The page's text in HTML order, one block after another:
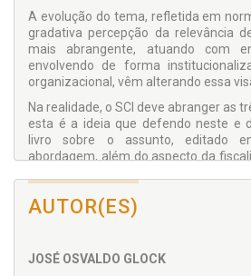
A evolução do tema, refletida em
gradativa percepção da relevância
mais abrangente, atuando com
envolvendo de forma
organizacional, vêm alterando essa
Na realidade, o SCI deve abranger as
esta é a ideia que defendo neste e
livro sobre o assunto, editado
abordagem, além do aspecto da
gestão como função realizadora
confiabilidade nos controles internos.
atrelada ao gerenciamento por
AUTOR(ES)
JOSÉ OSVALDO GLOCK